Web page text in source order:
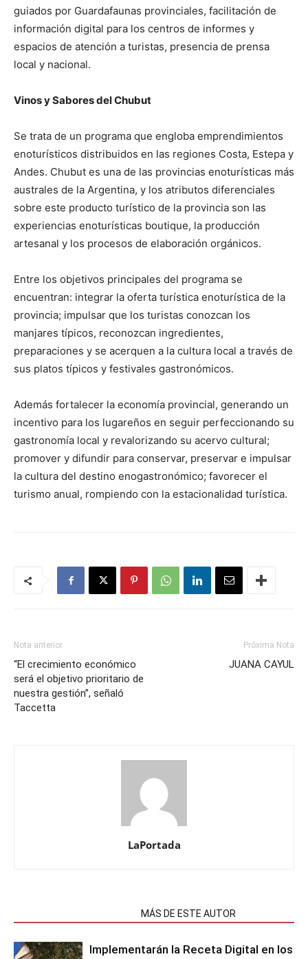
guiados por Guardafaunas provinciales, facilitación de
información digital para los centros de informes y
espacios de atención a turistas, presencia de prensa
local y nacional.
Vinos y Sabores del Chubut
Se trata de un programa que engloba emprendimientos
enoturísticos distribuidos en las regiones Costa, Estepa y
Andes. Chubut es una de las provincias enoturísticas más
australes de la Argentina, y los atributos diferenciales
sobre este producto turístico de la provincia son las
experiencias enoturísticas boutique, la producción
artesanal y los procesos de elaboración orgánicos.
Entre los objetivos principales del programa se
encuentran: integrar la oferta turística enoturística de la
provincia; impulsar que los turistas conozcan los
manjares típicos, reconozcan ingredientes,
preparaciones y se acerquen a la cultura local a través de
sus platos típicos y festivales gastronómicos.
Además fortalecer la economía provincial, generando un
incentivo para los lugareños en seguir perfeccionando su
gastronomía local y revalorizando su acervo cultural;
promover y difundir para conservar, preservar e impulsar
la cultura del destino enogastronómico; favorecer el
turismo anual, rompiendo con la estacionalidad turística.
Nota anterior
“El crecimiento económico
será el objetivo prioritario de
nuestra gestión”, señaló
Taccetta
Próxima Nota
JUANA CAYUL
LaPortada
MÁS DE ESTE AUTOR
Implementarán la Receta Digital en los